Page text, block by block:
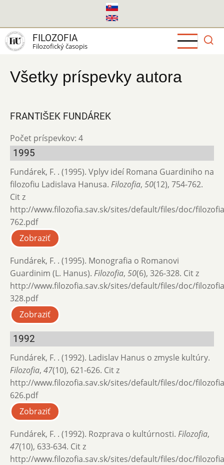
hlavný
obsah
FILOZOFIA
Filozofický časopis
Všetky príspevky autora
FRANTIŠEK FUNDÁREK
Počet príspevkov: 4
1995
Fundárek, F. . (1995). Vplyv ideí Romana Guardiniho na
filozofiu Ladislava Hanusa. Filozofia, 50(12), 754-762.
Cit z
http://www.filozofia.sav.sk/sites/default/files/doc/
762.pdf
Zobraziť
Fundárek, F. . (1995). Monografia o Romanovi
Guardinim (L. Hanus). Filozofia, 50(6), 326-328. Cit z
http://www.filozofia.sav.sk/sites/default/files/doc/
328.pdf
Zobraziť
1992
Fundárek, F. . (1992). Ladislav Hanus o zmysle kultúry.
Filozofia, 47(10), 621-626. Cit z
http://www.filozofia.sav.sk/sites/default/files/doc/
626.pdf
Zobraziť
Fundárek, F. . (1992). Rozprava o kultúrnosti. Filozofia,
47(10), 633-634. Cit z
http://www.filozofia.sav.sk/sites/default/files/doc/